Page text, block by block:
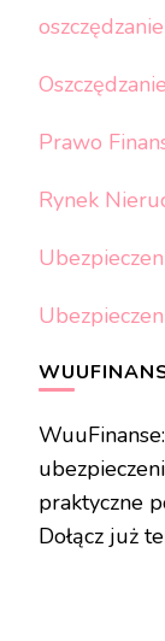
oszczędzanie
Prawo
Rynek
praktyczne
Dołącz już